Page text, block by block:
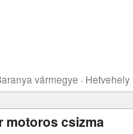
vármegye · Hetvehely
motoros csizma